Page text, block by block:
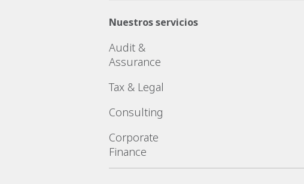
Nuestros servicios
Audit &
Assurance
Tax & Legal
Consulting
Corporate
Finance